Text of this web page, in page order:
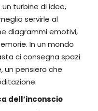
turbine di idee,
servirle al
diagrammi emotivi,
In un mondo
ci consegna spazi
un pensiero che
dell’inconscio